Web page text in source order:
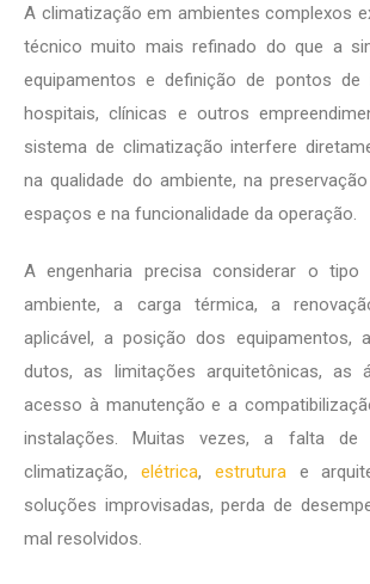
A climatização em ambientes complexos
técnico muito mais refinado do que a
equipamentos e definição de pontos de
hospitais, clínicas e outros
sistema de climatização interfere
na qualidade do ambiente, na
espaços e na funcionalidade da operação.
A engenharia precisa considerar o
ambiente, a carga térmica, a
aplicável, a posição dos equipamentos,
dutos, as limitações arquitetônicas, as
acesso à manutenção e a
instalações. Muitas vezes, a falta de
climatização, elétrica, estrutura e
soluções improvisadas, perda de
mal resolvidos.